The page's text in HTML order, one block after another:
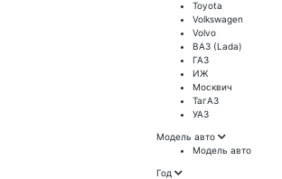
Toyota
Volkswagen
Volvo
ВАЗ (Lada)
ГАЗ
ИЖ
Москвич
ТагАЗ
УАЗ
Модель авто
Модель авто
Год